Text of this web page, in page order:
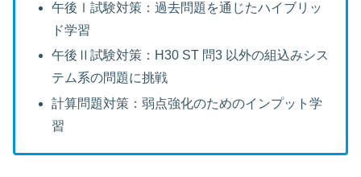
午後Ⅰ試験対策：過去問題を通じたハイブリッ
ド学習
午後Ⅱ試験対策：H30 ST 問3 以外の組込みシス
テム系の問題に挑戦
計算問題対策：弱点強化のためのインプット学
習